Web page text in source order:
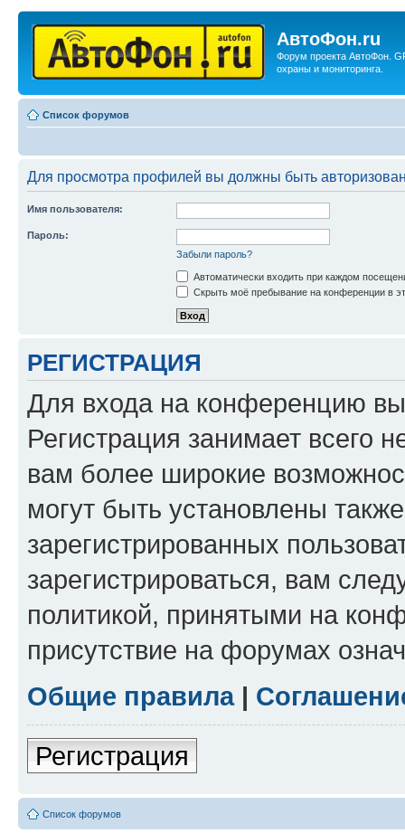
АвтоФон.ru
Форум проекта АвтоФон.
охраны и мониторинга.
Список форумов
Для просмотра профилей вы должны быть
Имя пользователя:
Пароль:
Забыли пароль?
Автоматически входить при каждом
Скрыть моё пребывание на конференции в
РЕГИСТРАЦИЯ
Для входа на конференцию
Регистрация занимает всего
вам более широкие
могут быть установлены
зарегистрированных
зарегистрироваться, вам
политикой, принятыми на
присутствие на форумах
Общие правила|
Регистрация
Список форумов